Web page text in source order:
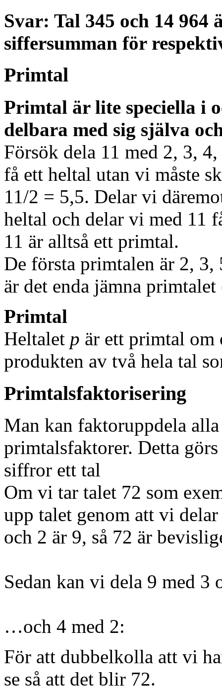
Svar: Tal 345 och 14 964
siffersumman för
Primtal
Primtal är lite speciella i
delbara med sig själva
Försök dela 11 med 2, 3,
få ett heltal utan vi måste
11/2 = 5,5. Delar vi
heltal och delar vi med 11
11 är alltså ett primtal.
De första primtalen är 2,
är det enda jämna
Primtal
Heltalet p är ett primtal om
produkten av två hela tal
Primtalsfaktorisering
Man kan faktoruppdela
primtalsfaktorer. Detta
siffror ett tal
Om vi tar talet 72 som
upp talet genom att vi
och 2 är 9, så 72 är
Sedan kan vi dela 9 med
…och 4 med 2:
För att dubbelkolla att vi
se så att det blir 72.